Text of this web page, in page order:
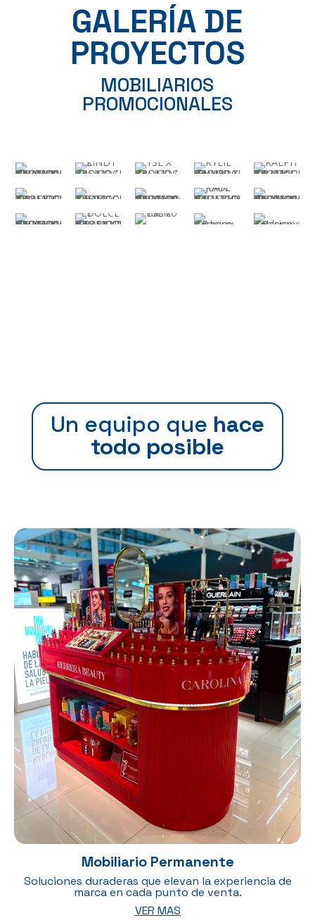
GALERÍA DE
PROYECTOS
MOBILIARIOS
PROMOCIONALES
Un equipo que hace
todo posible
Mobiliario Permanente
Soluciones duraderas que elevan la experiencia de
marca en cada punto de venta.
VER MAS